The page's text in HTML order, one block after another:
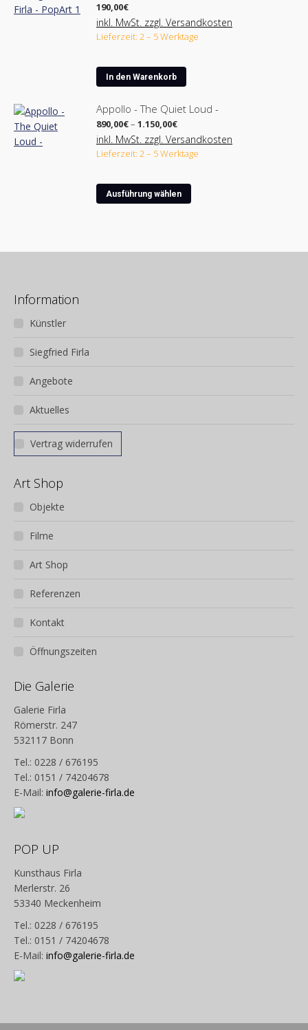
gewählt
werden
190,00€
inkl. MwSt. zzgl. Versandkosten
Lieferzeit: 2 – 5 Werktage
In den Warenkorb
Appollo - The Quiet Loud -
890,00€– 1.150,00€Preisspanne:
890,00€
bis
1.150,00€
inkl. MwSt. zzgl. Versandkosten
Lieferzeit: 2 – 5 Werktage
Ausführung wählen
Dieses
Produkt
Varianten
Information
Künstler
Siegfried Firla
Angebote
Aktuelles
Vertrag widerrufen
Art Shop
Objekte
Filme
Art Shop
Referenzen
Kontakt
Öffnungszeiten
Die Galerie
Galerie Firla
Römerstr. 247
532117 Bonn
Tel.: 0228 / 676195
Tel.: 0151 / 74204678
E-Mail: info@galerie-firla.de
POP UP
Kunsthaus Firla
Merlerstr. 26
53340 Meckenheim
Tel.: 0228 / 676195
Tel.: 0151 / 74204678
E-Mail: info@galerie-firla.de